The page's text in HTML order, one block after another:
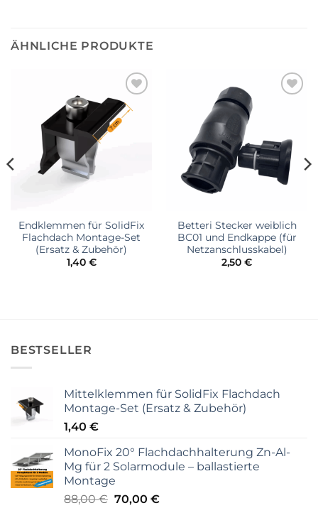
ÄHNLICHE PRODUKTE
加入
心愿
Endklemmen für SolidFix
Flachdach Montage-Set
(Ersatz & Zubehör)
1,40 €
Betteri Stecker weiblich
BC01 und Endkappe (für
Netzanschlusskabel)
2,50 €
BESTSELLER
Mittelklemmen für SolidFix Flachdach
Montage-Set (Ersatz & Zubehör)
1,40 €
MonoFix 20° Flachdachhalterung Zn-Al-
Mg für 2 Solarmodule – ballastierte
Montage
88,00€ Ursprünglicher
70,00 €Aktueller